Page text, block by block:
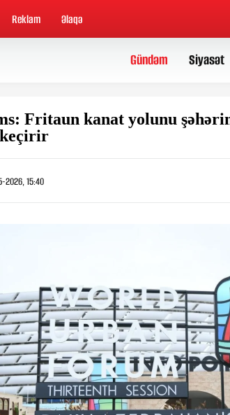
Reklam Əlaqə
Gündəm Siyasət
Fritaun kanat yolunu
2026, 15:40
Ötən il 900 əsər və ifa qeydiyyatdan
keçirilib